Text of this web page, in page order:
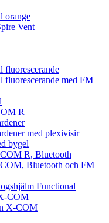
orange
Vent
fluorescerande
fluorescerande med FM
R
med plexivisir
bygel
R, Bluetooth
Bluetooth och FM
Functional
COM
X-COM